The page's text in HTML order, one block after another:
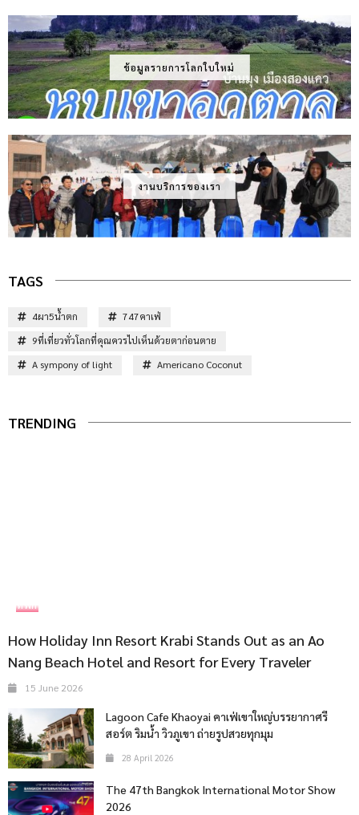
ข้อมูลรายการโลกใบใหม่
งานบริการของเรา
TAGS
4ผา5น้ำตก
747คาเฟ่
9ที่เที่ยวทั่วโลกที่คุณควรไปเห็นด้วยตาก่อนตาย
A sympony of light
Americano Coconut
TRENDING
ที่พัก
How Holiday Inn Resort Krabi Stands Out as an Ao
Nang Beach Hotel and Resort for Every Traveler
15 June 2026
Lagoon Cafe Khaoyai คาเฟ่เขาใหญ่บรรยากาศรี
สอร์ต ริมน้ำ วิวภูเขา ถ่ายรูปสวยทุกมุม
28 April 2026
The 47th Bangkok International Motor Show
2026